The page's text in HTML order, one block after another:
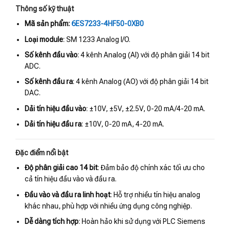
Thông số kỹ thuật
Mã sản phẩm:6ES7233-4HF50-0XB0
Loại module: SM 1233 Analog I/O.
Số kênh đầu vào: 4 kênh Analog (AI) với độ phân giải 14 bit
ADC.
Số kênh đầu ra: 4 kênh Analog (AO) với độ phân giải 14 bit
DAC.
Dải tín hiệu đầu vào: ±10V, ±5V, ±2.5V, 0-20 mA/4-20 mA.
Dải tín hiệu đầu ra: ±10V, 0-20 mA, 4-20 mA.
Đặc điểm nổi bật
Độ phân giải cao 14 bit: Đảm bảo độ chính xác tối ưu cho
cả tín hiệu đầu vào và đầu ra.
Đầu vào và đầu ra linh hoạt: Hỗ trợ nhiều tín hiệu analog
khác nhau, phù hợp với nhiều ứng dụng công nghiệp.
Dễ dàng tích hợp: Hoàn hảo khi sử dụng với PLC Siemens